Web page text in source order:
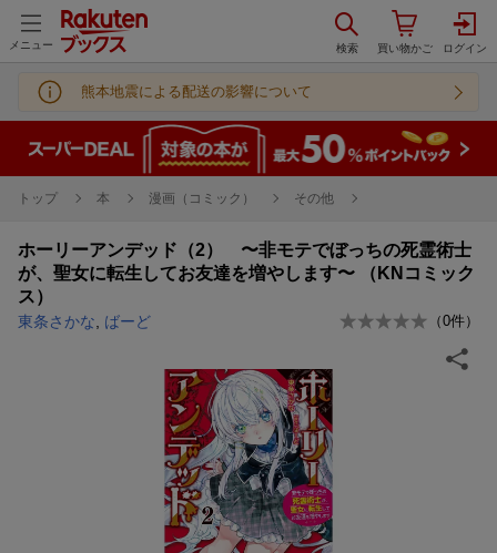
メニュー
熊本地震による配送の影響について
トップ 本 漫画（コミック） その他
ホーリーアンデッド（2） 〜非モテでぼっちの死霊術士
が、聖女に転生してお友達を増やします〜 （KNコミック
ス）
東条さかな ばーど （0件）